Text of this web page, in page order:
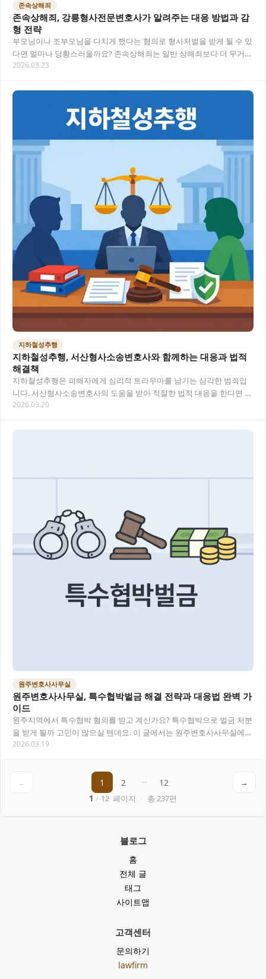
존속상해죄
존속상해죄, 강릉형사전문변호사가 알려주는 대응 방법과 감
형 전략
부모님이나 조부모님을 다치게 했다는 혐의로 형사처벌을 받게 될 수 있
다면 얼마나 당황스러울까요? 존속상해죄는 일반 상해죄보다 더 무거운
처벌을 받을 수 있어 전문적인 법률 조력이…
2026.03.23
지하철성추행
지하철성추행, 서산형사소송변호사와 함께하는 대응과 법적
해결책
지하철성추행은 피해자에게 심리적 트라우마를 남기는 심각한 범죄입
니다. 서산형사소송변호사의 도움을 받아 적절한 법적 대응을 한다면 피
해 회복과 가해자 처벌이 가능해요. 이 글에서는…
2026.03.20
원주변호사사무실
원주변호사사무실, 특수협박벌금 해결 전략과 대응법 완벽 가
이드
원주지역에서 특수협박 혐의를 받고 계신가요? 특수협박으로 벌금 처분
을 받게 될까 고민이 많으실 텐데요. 이 글에서는 원주변호사사무실에서
진행하는 특수협박 사건 대응과 벌금 관련 법…
2026.03.19
← 1 2 ··· 12
→
1 / 12 페이지 · 총 237편
블로그
홈
전체 글
태그
사이트맵
고객센터
문의하기
lawfirm